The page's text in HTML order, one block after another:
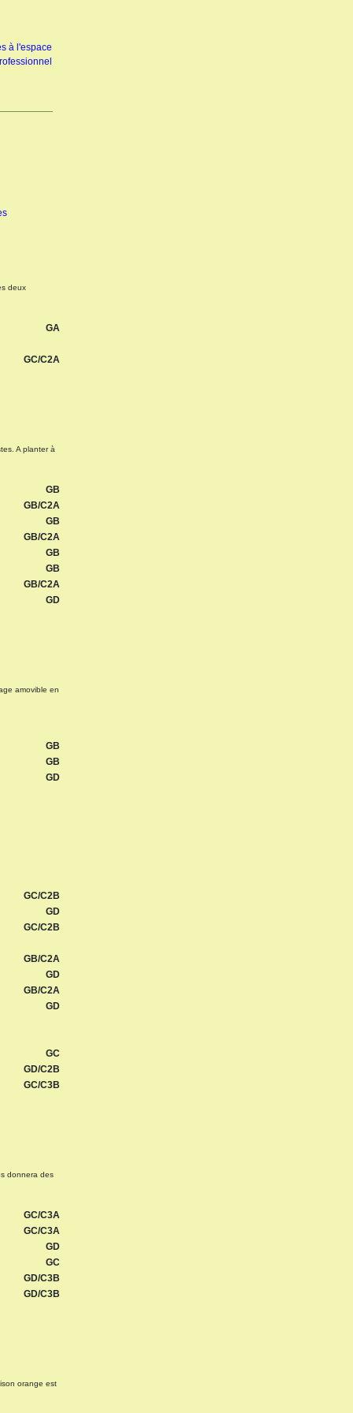
à l'espace
deux
GA
GC/C2A
A planter à
GB
GB/C2A
GB
GB/C2A
GB
GB
GB/C2A
GD
amovible en
GB
GB
GD
GC/C2B
GD
GC/C2B
GB/C2A
GD
GB/C2A
GD
GC
GD/C2B
GC/C3B
donnera des
GC/C3A
GC/C3A
GD
GC
GD/C3B
GD/C3B
orange est